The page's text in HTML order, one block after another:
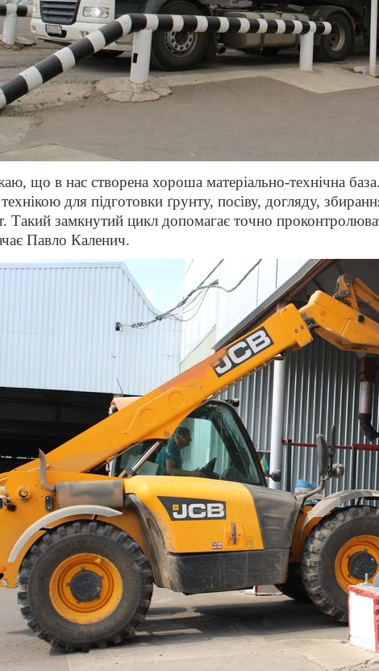
що в нас створена хороша матеріально-технічна
для підготовки ґрунту, посіву, догляду,
Такий замкнутий цикл допомагає точно
Павло Каленич.